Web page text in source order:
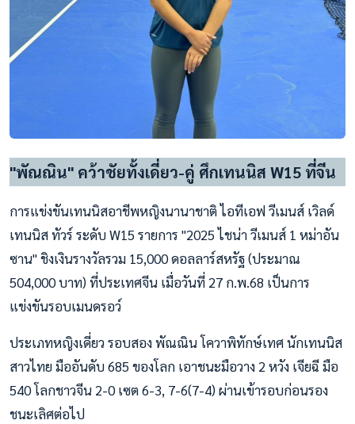
"พัณณิน" คว้าชัยทั้งเดี่ยว-คู่ ศึกเทนนิส W15 ที่จีน
การแข่งขันเทนนิสอาชีพหญิงนานาชาติ ไอทีเอฟ วีเมนส์ เวิลด์
เทนนิส ทัวร์ ระดับ W15 รายการ "2025 ไชน่า วีเมนส์ 1 หม่าอัน
ซาน" ชิงเงินรางวัลรวม 15,000 ดอลลาร์สหรัฐ (ประมาณ
504,000 บาท) ที่ประเทศจีน เมื่อวันที่ 27 ก.พ.68 เป็นการ
แข่งขันรอบเมนดรอว์
ประเภทหญิงเดี่ยว รอบสอง พัณณิน โควาพิทักษ์เทศ นักเทนนิส
สาวไทย มืออันดับ 685 ของโลก เอาชนะมือวาง 2 หวัง เจียฉี มือ
540 โลกชาวจีน 2-0 เซต 6-3, 7-6(7-4) ผ่านเข้ารอบก่อนรอง
ชนะเลิศต่อไป